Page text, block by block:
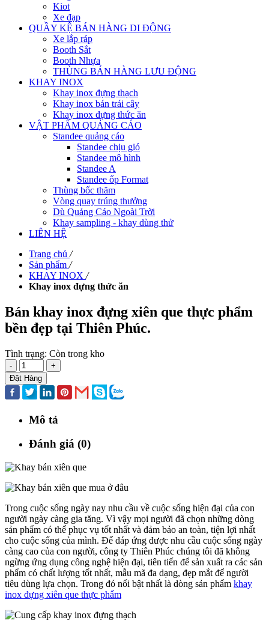
Kiot
Xe đạp
QUẦY KỆ BÁN HÀNG DI ĐỘNG
Xe lắp ráp
Booth Sắt
Booth Nhựa
THÙNG BÁN HÀNG LƯU ĐỘNG
KHAY INOX
Khay inox đựng thạch
Khay inox bán trái cây
Khay inox đựng thức ăn
VẬT PHẨM QUẢNG CÁO
Standee quảng cáo
Standee chịu gió
Standee mô hình
Standee A
Standee ốp Format
Thùng bốc thăm
Vòng quay trúng thưởng
Dù Quảng Cáo Ngoài Trời
Khay sampling - khay dùng thử
LIÊN HỆ
Trang chủ /
Sản phẩm /
KHAY INOX /
Khay inox đựng thức ăn
Bán khay inox đựng xiên que thực phẩm
bền đẹp tại Thiên Phúc.
Tình trạng: Còn trong kho
-
+
Đặt Hàng
Mô tả
Đánh giá (0)
Trong cuộc sống ngày nay nhu cầu về cuộc sống hiện đại của con
người ngày càng gia tăng. Vì vậy mọi người đã chọn những dòng
sản phẩm có thể phục vụ tốt nhất và đảm bảo an toàn, tiện lợi nhất
cho cuộc sống của mình. Để đáp ứng được nhu cầu cuộc sống ngày
càng cao của con người, công ty Thiên Phúc chúng tôi đã không
ngừng ứng dụng công nghệ hiện đại, tiên tiến để sản xuất ra các sản
phẩm có chất lượng tốt nhất, mẫu mã đa dạng, đẹp mắt để người
tiêu dùng lựa chọn. Trong đó nổi bật nhất là dòng sản phẩm khay
inox đựng xiên que thực phẩm